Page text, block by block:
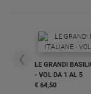
Registrati
Redazione
❮
LE GRANDI
- VOL DA 1 AL 5
€ 64,50